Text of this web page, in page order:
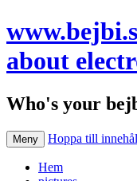
about
Who's your
Meny Hoppa till
Hem